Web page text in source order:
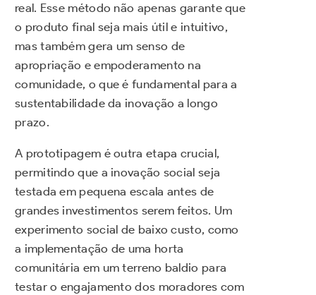
real. Esse método não apenas garante que
o produto final seja mais útil e intuitivo,
mas também gera um senso de
apropriação e empoderamento na
comunidade, o que é fundamental para a
sustentabilidade da inovação a longo
prazo.
A prototipagem é outra etapa crucial,
permitindo que a inovação social seja
testada em pequena escala antes de
grandes investimentos serem feitos. Um
experimento social de baixo custo, como
a implementação de uma horta
comunitária em um terreno baldio para
testar o engajamento dos moradores com